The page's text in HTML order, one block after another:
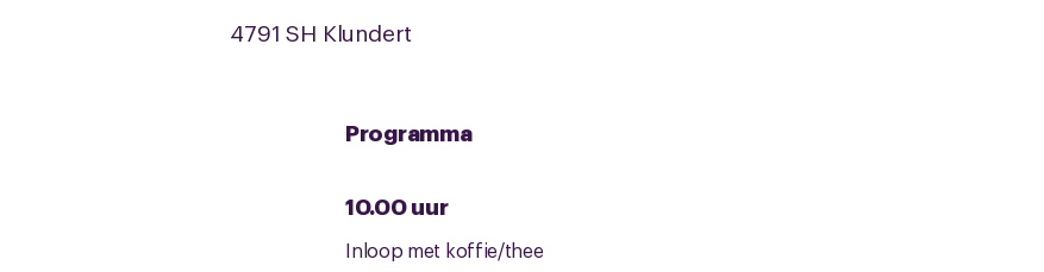
4791 SH Klundert
Programma
10.00 uur
Inloop met koffie/thee